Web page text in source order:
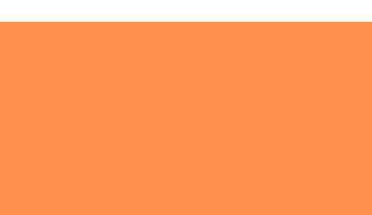
Intensivpflege bietet genau diese